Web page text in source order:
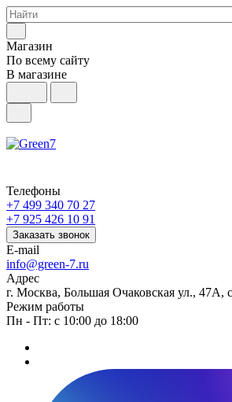
Магазин
По всему сайту
В магазине
Телефоны
+7 499 340 70 27
+7 925 426 10 91
Заказать звонок
E-mail
info@green-7.ru
Адрес
г. Москва, Большая Очаковская ул., 47А,
Режим работы
Пн - Пт: с 10:00 до 18:00